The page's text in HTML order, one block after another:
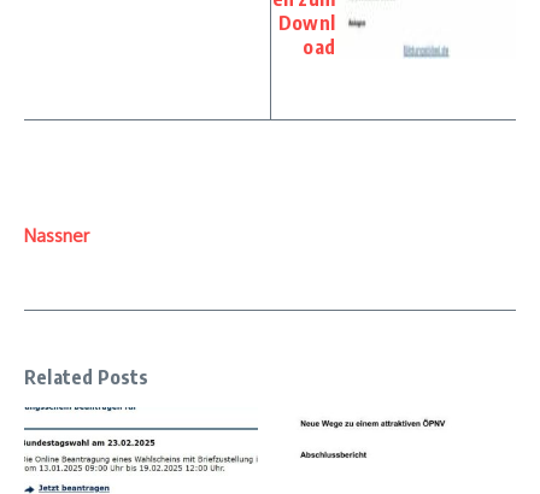
Downl
oad
Nassner
Related Posts